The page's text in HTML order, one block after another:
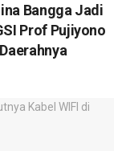
Bangga Jadi
Prof Pujiyono